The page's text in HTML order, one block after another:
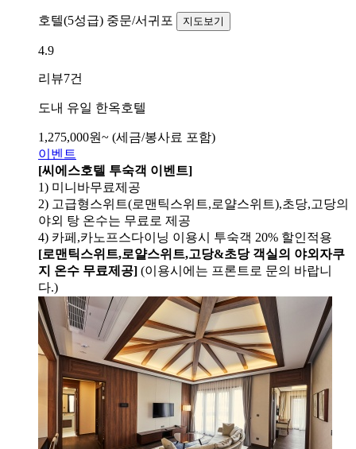
호텔(5성급) 중문/서귀포 지도보기
4.9
리뷰7건
도내 유일 한옥호텔
1,275,000원~ (세금/봉사료 포함)
이벤트
[씨에스호텔 투숙객 이벤트]
1) 미니바무료제공
2) 고급형스위트(로맨틱스위트,로얄스위트),초당,고당의
야외 탕 온수는 무료로 제공
4) 카페,카노프스다이닝 이용시 투숙객 20% 할인적용
[로맨틱스위트,로얄스위트,고당&초당 객실의 야외자쿠
지 온수 무료제공] (이용시에는 프론트로 문의 바랍니
다.)